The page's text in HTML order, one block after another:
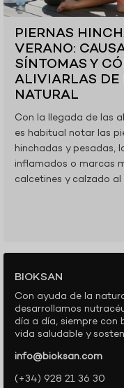
T
PIERNAS
VERANO:
SÍNTOMAS Y
ALIVIARLAS DE
NATURAL
Con la llegada de las
es habitual notar las
hinchadas y pesadas,
inflamados o marcas
calcetines y calzado al
BIOKSAN
Con ayuda de la
desarrollamos
día a día, siempre con
vida saludable y
info@bioksan.com
(+34) 928 21 36 30